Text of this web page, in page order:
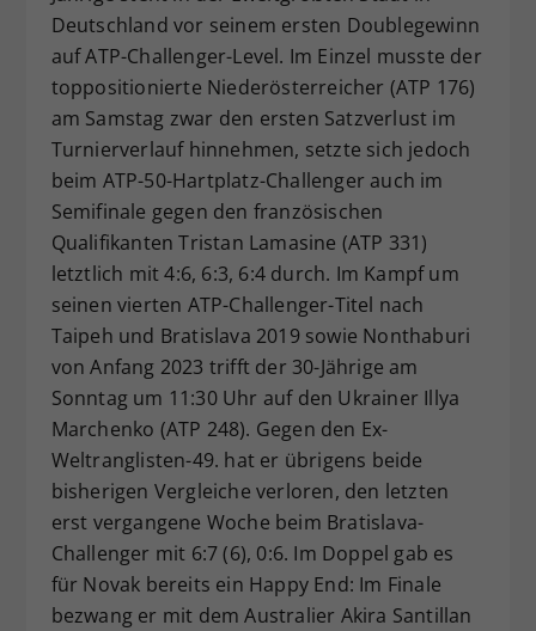
Deutschland vor seinem ersten Doublegewinn
auf ATP-Challenger-Level. Im Einzel musste der
toppositionierte Niederösterreicher (ATP 176)
am Samstag zwar den ersten Satzverlust im
Turnierverlauf hinnehmen, setzte sich jedoch
beim ATP-50-Hartplatz-Challenger auch im
Semifinale gegen den französischen
Qualifikanten Tristan Lamasine (ATP 331)
letztlich mit 4:6, 6:3, 6:4 durch. Im Kampf um
seinen vierten ATP-Challenger-Titel nach
Taipeh und Bratislava 2019 sowie Nonthaburi
von Anfang 2023 trifft der 30-Jährige am
Sonntag um 11:30 Uhr auf den Ukrainer Illya
Marchenko (ATP 248). Gegen den Ex-
Weltranglisten-49. hat er übrigens beide
bisherigen Vergleiche verloren, den letzten
erst vergangene Woche beim Bratislava-
Challenger mit 6:7 (6), 0:6. Im Doppel gab es
für Novak bereits ein Happy End: Im Finale
bezwang er mit dem Australier Akira Santillan
Zweck
Dieser Wert speichert Ihre Consent-
Einstellungen. Unter anderem eine
zufällig generierte ID, für die
historische Speicherung Ihrer
Webseiten-Betreiber dies eingestellt
hat.